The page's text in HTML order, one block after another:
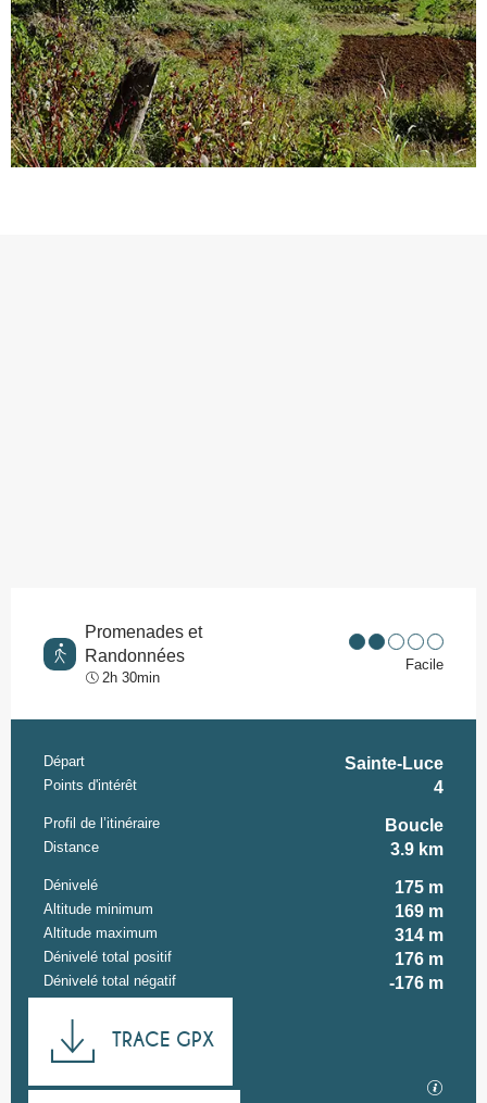
Promenades et
Randonnées
2h 30min
Facile
Informations pratiques
Départ Sainte-Luce
Points d'intérêt 4
Profil de l’itinéraire Boucle
Distance 3.9 km
Dénivelé 175 m
Altitude minimum 169 m
Altitude maximum 314 m
Dénivelé total positif 176 m
Dénivelé total négatif -176 m
TRACE GPX